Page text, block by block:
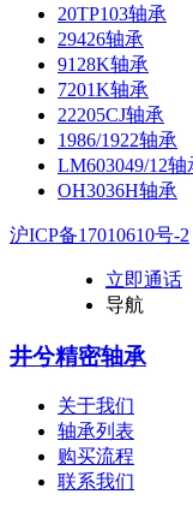
20TP103轴承
29426轴承
9128K轴承
7201K轴承
22205CJ轴承
1986/1922轴承
LM603049/12轴
OH3036H轴承
沪ICP备17010610号-2
立即通话
导航
井兮精密轴承
关于我们
轴承列表
购买流程
联系我们